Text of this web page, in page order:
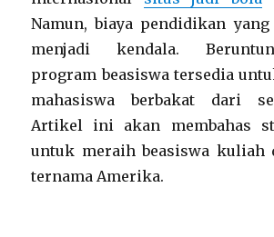
Namun, biaya pendidikan
menjadi kendala.
program beasiswa tersedia
mahasiswa berbakat dari
Artikel ini akan membahas
untuk meraih beasiswa kuliah
ternama Amerika.